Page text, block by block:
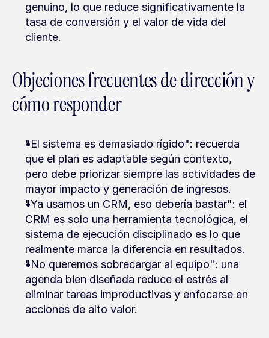
genuino, lo que reduce significativamente la
tasa de conversión y el valor de vida del
cliente.
Objeciones frecuentes de dirección y
cómo responder
"El sistema es demasiado rígido": recuerda
que el plan es adaptable según contexto,
pero debe priorizar siempre las actividades de
mayor impacto y generación de ingresos.
"Ya usamos un CRM, eso debería bastar": el
CRM es solo una herramienta tecnológica, el
sistema de ejecución disciplinado es lo que
realmente marca la diferencia en resultados.
"No queremos sobrecargar al equipo": una
agenda bien diseñada reduce el estrés al
eliminar tareas improductivas y enfocarse en
acciones de alto valor.